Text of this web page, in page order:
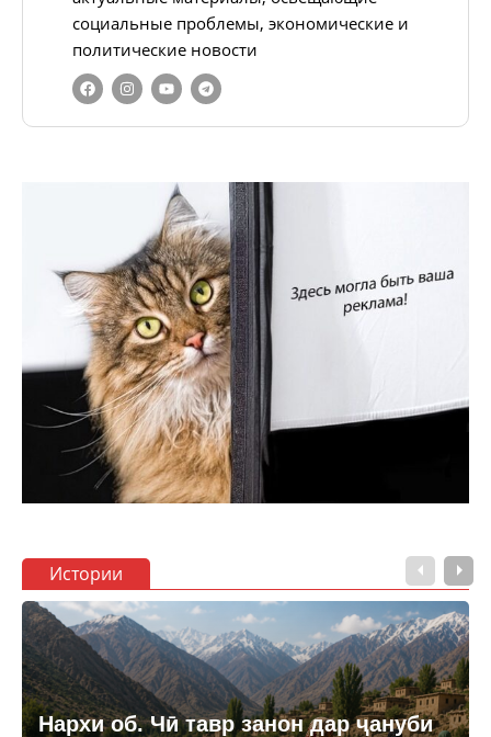
социальные проблемы, экономические и
политические новости
Истории
Нархи об. Чӣ тавр занон дар ҷануби